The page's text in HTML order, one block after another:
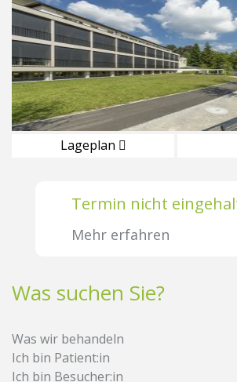
Lageplan
Termin nicht
Mehr erfahren
Was suchen Sie?
Was wir behandeln
Ich bin Patient:in
Ich bin Besucher:in